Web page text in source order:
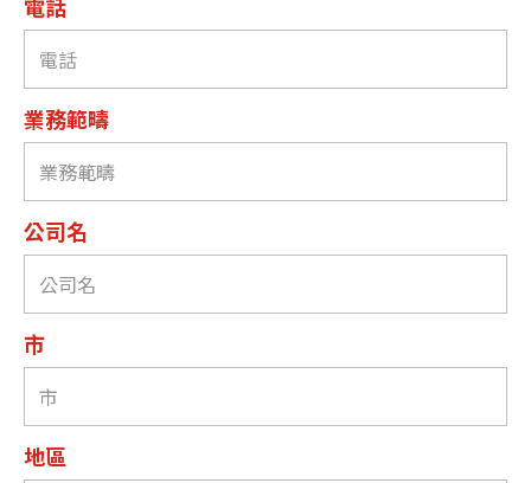
電話
業務範疇
公司名
市
地區